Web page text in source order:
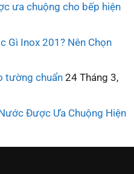
ưa chuộng cho bếp hiện
Gì Inox 201? Nên Chọn
tường chuẩn 24 Tháng 3,
Được Ưa Chuộng Hiện